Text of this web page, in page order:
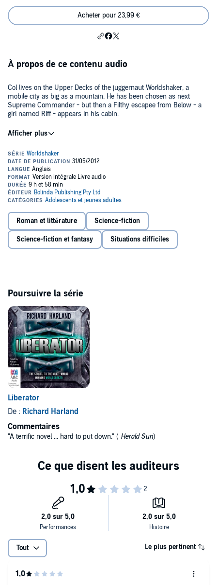
Acheter pour 23,99 €
À propos de ce contenu audio
Col lives on the Upper Decks of the juggernaut Worldshaker, a
mobile city as big as a mountain. He has been chosen as next
Supreme Commander - but then a Filthy escapee from Below - a
girl named Riff - appears in his cabin.
"Don't let 'em take me!"
Will he hand her over, or will he break all the rules? Col's safe, elite
world is about to fall apart.
©2009 Richard Harland (P)2012 Bolinda Publishing Pty Ltd
Roman et littérature Science-fiction
Science-fiction et fantasy Situations difficiles
Poursuivre la série
Liberator
De : Richard Harland
Commentaires
"A terrific novel ... hard to put down." ( Herald Sun)
Tout Le plus pertinent